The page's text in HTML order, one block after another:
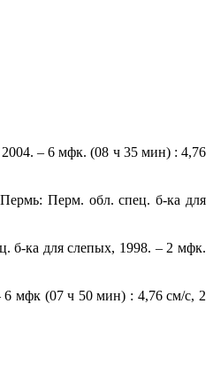
– 6 мфк. (08 ч 35 мин) : 4,76
Перм. обл. спец. б-ка для
б-ка для слепых, 1998. – 2 мфк.
мфк (07 ч 50 мин) : 4,76 см/с, 2